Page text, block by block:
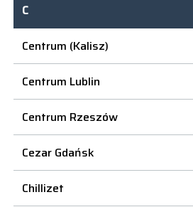
C
Centrum (Kalisz)
Centrum Lublin
Centrum Rzeszów
Cezar Gdańsk
Chillizet